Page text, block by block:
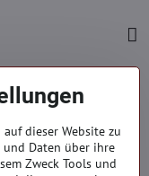
dieser Website zu
und Daten über ihre
Zweck Tools und